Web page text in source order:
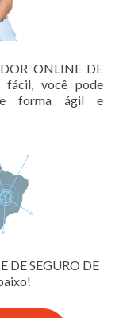
ONLINE DE
fácil, você pode
forma ágil e
DE SEGURO DE